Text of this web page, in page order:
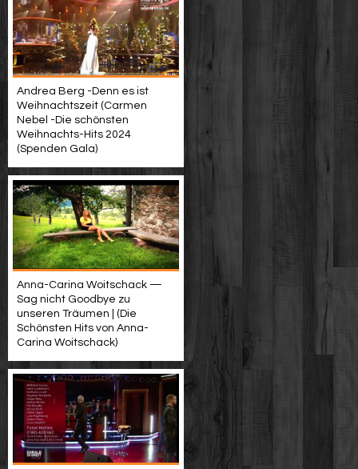
Andrea Berg -Denn es ist
Weihnachtszeit (Carmen
Nebel -Die schönsten
Weihnachts-Hits 2024
(Spenden Gala)
Anna-Carina Woitschack —
Sag nicht Goodbye zu
unseren Träumen | (Die
Schönsten Hits von Anna-
Carina Woitschack)